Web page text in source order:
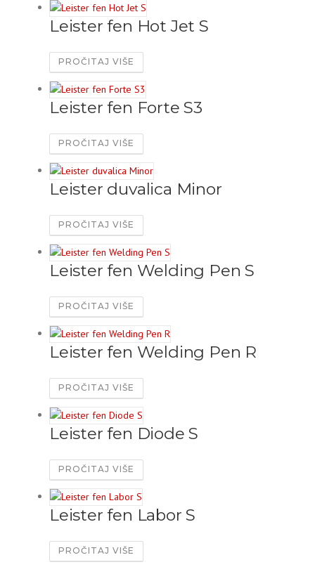
Leister fen Hot Jet S
PROČITAJ VIŠE
Leister fen Forte S3
PROČITAJ VIŠE
Leister duvalica Minor
PROČITAJ VIŠE
Leister fen Welding Pen S
PROČITAJ VIŠE
Leister fen Welding Pen R
PROČITAJ VIŠE
Leister fen Diode S
PROČITAJ VIŠE
Leister fen Labor S
PROČITAJ VIŠE